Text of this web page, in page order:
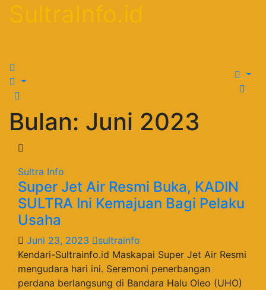
SultraInfo.id
Bulan: Juni 2023
Sultra Info
Super Jet Air Resmi Buka, KADIN
SULTRA Ini Kemajuan Bagi Pelaku
Usaha
Juni 23, 2023
sultrainfo
Kendari-Sultrainfo.id Maskapai Super Jet Air Resmi
mengudara hari ini. Seremoni penerbangan
perdana berlangsung di Bandara Halu Oleo (UHO)